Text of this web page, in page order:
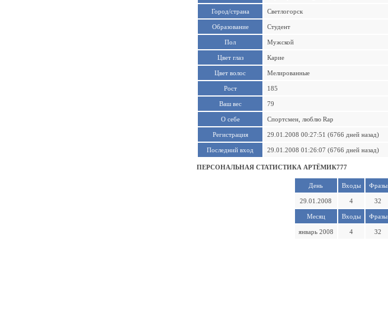
Город/страна Светлогорск
Образование Студент
Пол Мужской
Цвет глаз Карие
Цвет волос Мелированные
Рост 185
Ваш вес 79
О себе Спортсмен, люблю Rap
Регистрация 29.01.2008 00:27:51 (6766 дней назад)
Последний вход 29.01.2008 01:26:07 (6766 дней назад)
ПЕРСОНАЛЬНАЯ СТАТИСТИКА АРТЁМИК777
День Входы Фразы
29.01.2008 4 32
Месяц Входы Фразы
январь 2008 4 32